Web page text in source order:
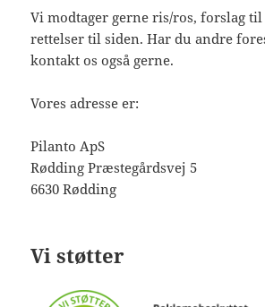
Vi modtager gerne ris/ros, forslag
rettelser til siden. Har du andre
kontakt os også gerne.
Vores adresse er:
Pilanto ApS
Rødding Præstegårdsvej 5
6630 Rødding
Vi støtter